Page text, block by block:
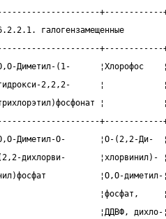
+------------
+------------
Диметил-(1-      ¦Хлорофос
2,2,2-      ¦
¦
+------------
Диметил-О-       ¦О-(2,2-
дихлорви-
¦О,О-
¦фосфат,
¦ДДВФ,